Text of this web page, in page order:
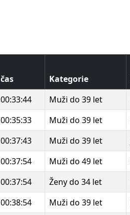
čas Kategorie
00:33:44 Muži do 39 let
00:35:33 Muži do 39 let
00:37:43 Muži do 39 let
00:37:54 Muži do 49 let
00:37:54 Ženy do 34 let
00:38:54 Muži do 39 let